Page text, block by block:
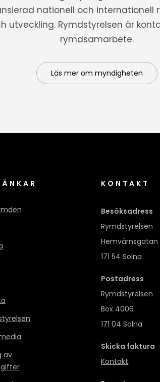
nationell och internationell
utveckling. Rymdstyrelsen är
rymdsamarbete.
Läs mer om myndigheten
av
KONTAKT
Besöksadress
Rymdstyrelsen
Hemvärnsgatan
171 54 Solna
Postadress
Rymdstyrelsen
Box 4006
171 04 Solna
Skicka faktura
Kontakt